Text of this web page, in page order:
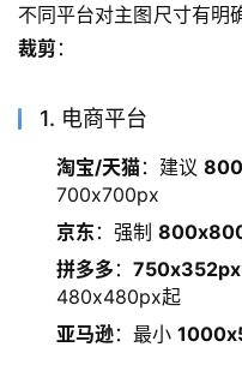
不同平台对主图尺寸有明
裁剪 ：
1. 电商平台
淘宝/天猫：建议
700x700px
京东 ：强制
拼多多 ：
480x480px起
亚马逊：最小